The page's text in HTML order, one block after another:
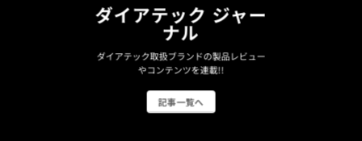
ダイアテック ジャー
ナル
ダイアテック取扱ブランドの製品レビュー
やコンテンツを連載!!
記事一覧へ